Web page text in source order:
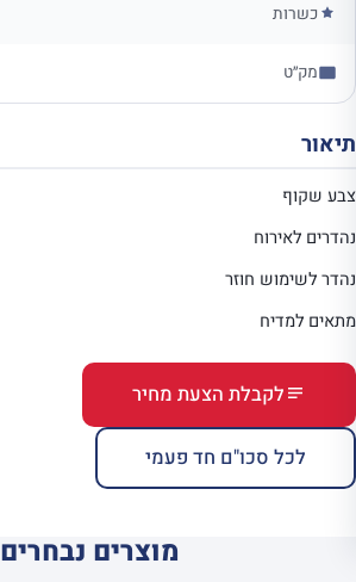
כשרות
מק״ט
תיאור
צבע שקוף
נהדרים לאירוח
נהדר לשימוש חוזר
מתאים למדיח
לקבלת הצעת מחיר
לכל סכו"ם חד פעמי
מוצרים נבחרים